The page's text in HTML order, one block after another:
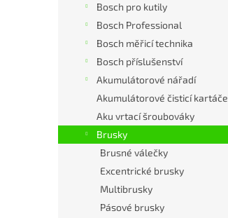
Bosch pro kutily
Bosch Professional
Bosch měřicí technika
Bosch příslušenství
Akumulátorové nářadí
Akumulátorové čisticí kartáče
Aku vrtací šroubováky
Brusky
Brusné válečky
Excentrické brusky
Multibrusky
Pásové brusky